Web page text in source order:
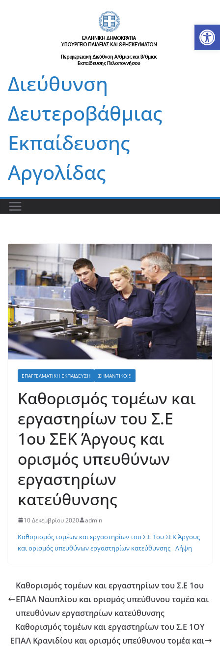
Διεύθυνση
Δευτεροβάθμιας
Εκπαίδευσης
Αργολίδας
ΕΠΑΓΓΕΛΜΑΤΙΚΉ ΕΚΠΑΊΔΕΥΣΗ ΣΗΜΑΝΤΙΚΌ!!!
Καθορισμός τομέων και
εργαστηρίων του Σ.Ε
1ου ΣΕΚ Άργους και
ορισμός υπευθύνων
εργαστηρίων
κατεύθυνσης
10 Δεκεμβρίου 2020 admin
Καθορισμός τομέων και εργαστηρίων του Σ.Ε 1ου ΣΕΚ Άργους
και ορισμός υπευθύνων εργαστηρίων κατεύθυνσης Λήψη
Καθορισμός τομέων και εργαστηρίων του Σ.Ε 1ου
ΕΠΑΛ Ναυπλίου και ορισμός υπεύθυνου τομέα και
υπευθύνων εργαστηρίων κατεύθυνσης
Καθορισμός τομέων και εργαστηρίων του Σ.Ε 1ΟΥ
ΕΠΑΛ Κρανιδίου και ορισμός υπεύθυνου τομέα και